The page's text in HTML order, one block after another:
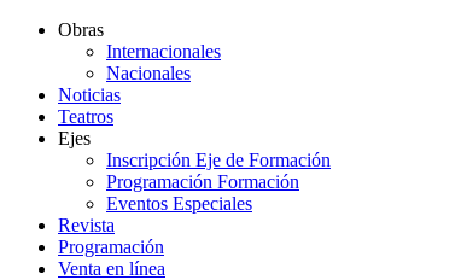
Obras
Internacionales
Nacionales
Noticias
Teatros
Ejes
Inscripción Eje de Formación
Programación Formación
Eventos Especiales
Revista
Programación
Venta en línea